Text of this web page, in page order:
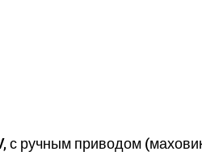
с механическим приводом,